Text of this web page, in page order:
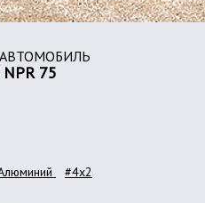
NPR 75
#4x2